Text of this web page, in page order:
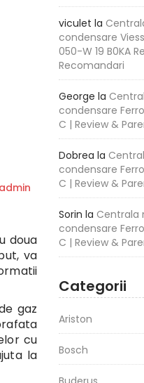
doua
va
gaz
cu
la
viculet la
condensare
050-W 19 B0KA
Recomandari
George la
condensare
C | Review &
Dobrea la
condensare
C | Review &
Sorin la Centrala
condensare
C | Review &
Categorii
Ariston
Bosch